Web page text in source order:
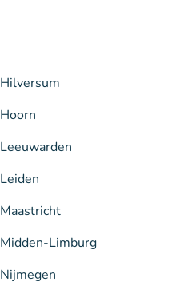
Hilversum
Hoorn
Leeuwarden
Leiden
Maastricht
Midden-Limburg
Nijmegen